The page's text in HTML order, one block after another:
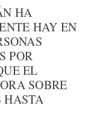
HA
HAY EN
POR
EL
SOBRE